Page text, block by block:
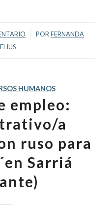
PORFERNANDA
HUMANOS
empleo:
a
ruso para
Sarriá